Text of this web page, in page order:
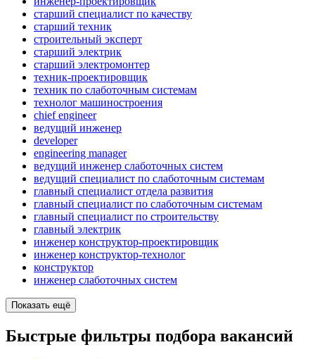
старший специалист по качеству
старший техник
строительный эксперт
старший электрик
старший электромонтер
техник-проектировщик
техник по слаботочным системам
технолог машиностроения
chief engineer
ведущий инженер
developer
engineering manager
ведущий инженер слаботочных систем
ведущий специалист по слаботочным системам
главный специалист отдела развития
главный специалист по слаботочным системам
главный специалист по строительству
главный электрик
инженер конструктор-проектировщик
инженер конструктор-технолог
конструктор
инженер слаботочных систем
Показать ещё
Быстрые фильтры подбора вакансий